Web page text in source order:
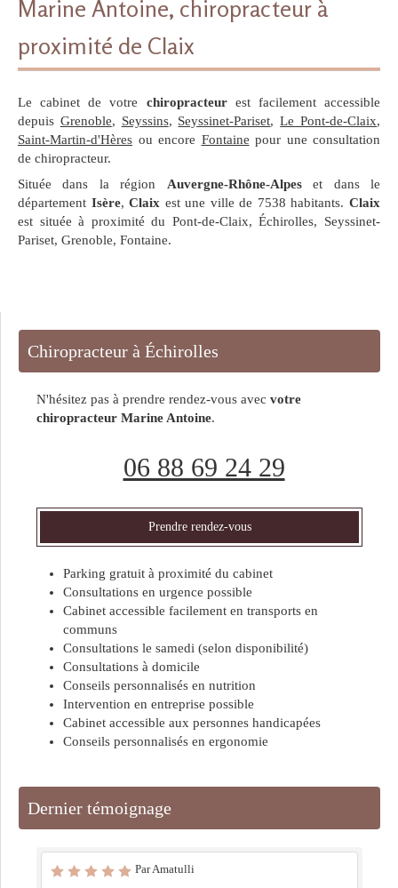
Marine Antoine, chiropracteur à
proximité de Claix
Le cabinet de votre chiropracteurest facilement accessible
depuis Grenoble, Seyssins, Seyssinet-Pariset,Le Pont-de-Claix,
Saint-Martin-d'Hères ou encore Fontaine pour une consultation
de chiropracteur.
Située dans la région Auvergne-Rhône-Alpeset dans le
département Isère,Claix est une ville de 7538 habitants.Claix
est située à proximité du Pont-de-Claix, Échirolles, Seyssinet-
Pariset, Grenoble, Fontaine.
Chiropracteur à Échirolles
N'hésitez pas à prendre rendez-vous avec votre
chiropracteur Marine Antoine.
06 88 69 24 29
Prendre rendez-vous
Parking gratuit à proximité du cabinet
Consultations en urgence possible
Cabinet accessible facilement en transports en
communs
Consultations le samedi (selon disponibilité)
Consultations à domicile
Conseils personnalisés en nutrition
Intervention en entreprise possible
Cabinet accessible aux personnes handicapées
Conseils personnalisés en ergonomie
Dernier témoignage
Par Amatulli